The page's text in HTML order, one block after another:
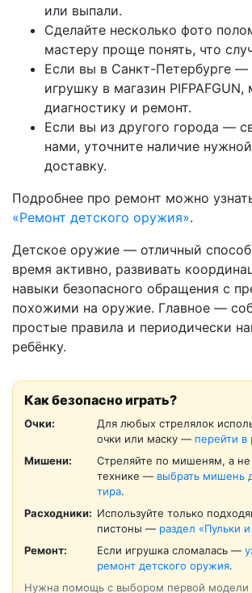
или выпали.
Сделайте несколько фото
мастеру проще понять, что
Если вы в Санкт-Петербурге —
игрушку в магазин
диагностику и ремонт.
Если вы из другого города —
нами, уточните наличие
доставку.
Подробнее про ремонт можно
«Ремонт детского оружия».
Детское оружие — отличный
время активно, развивать
навыки безопасного обращения с
похожими на оружие. Главное —
простые правила и периодически
ребёнку.
Как безопасно играть?
Очки:
Для любых стрелялок
очки или маску — перейти в
Мишени:
Стреляйте по мишеням, а
технике — выбрать мишень
тира.
Расходники: Используйте только
пистоны — раздел «Пульки
Ремонт:
Если игрушка сломалась —
ремонт детского оружия.
Нужна помощь с выбором первой модели